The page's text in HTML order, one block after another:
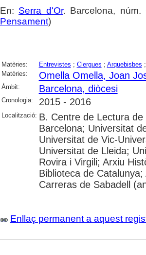
En: Serra d'Or. Barcelona,
Pensament)
Matèries: Entrevistes ; Clergues ; Arquebisbes
Matèries:
Omella Omella, Joan
Àmbit: Barcelona, diòcesi
Cronologia: 2015 - 2016
Localització: B. Centre de Lectura
Barcelona; Universitat
Universitat de Vic-
Universitat de Lleida;
Rovira i Virgili; Arxiu
Biblioteca de
Carreras de Sabadell
Enllaç permanent a aquest